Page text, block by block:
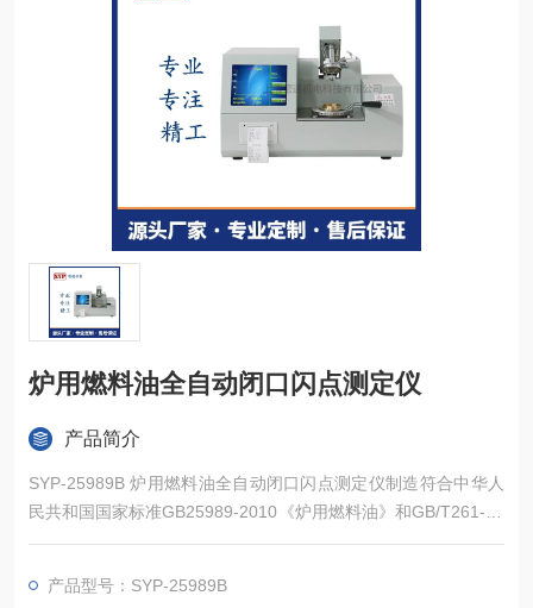
炉用燃料油全自动闭口闪点测定仪
产品简介
SYP-25989B 炉用燃料油全自动闭口闪点测定仪制造符合中华人
民共和国国家标准GB25989-2010《炉用燃料油》和GB/T261-20
21《闪点的测定:宾斯基-马丁闭口杯法》中技术规定要求。本标
5989-2010所属产品适用于各种商业或工业燃油燃烧器。
产品型号：SYP-25989B